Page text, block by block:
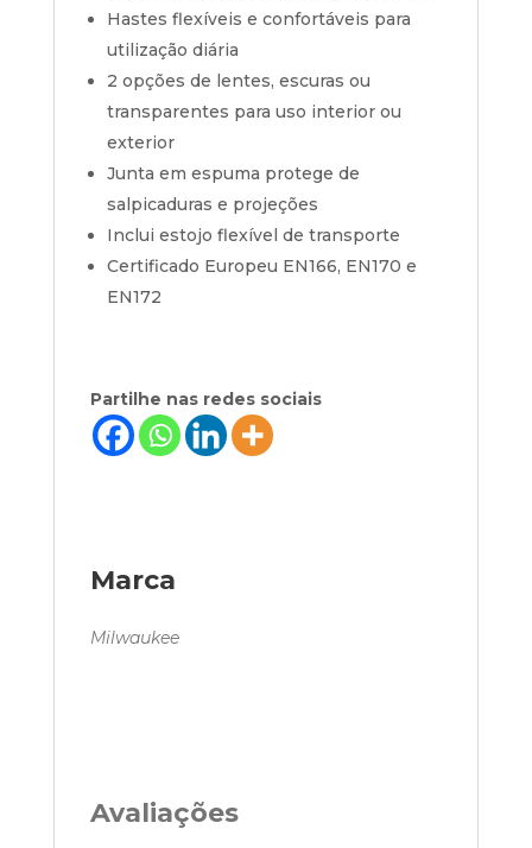
Hastes flexíveis e confortáveis para
utilização diária
2 opções de lentes, escuras ou
transparentes para uso interior ou
exterior
Junta em espuma protege de
salpicaduras e projeções
Inclui estojo flexível de transporte
Certificado Europeu EN166, EN170 e
EN172
Partilhe nas redes sociais
Marca
Milwaukee
Avaliações